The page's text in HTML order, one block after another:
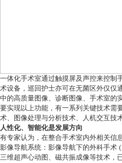
一体化手术室通过触摸屏及声控来控制
术设备，巡回护士亦可在无菌区外仅仅
中的高质量图像、诊断图像、手术室的
要实现以上功能，有一系列关键技术需
术、图像处理与分析技术、人机交互技
人性化、智能化是发展方向
有专家认为，在整合手术室内外相关信
影像导航系统：影像导航下的外科手术
三维超声心动图、磁共振成像等技术，